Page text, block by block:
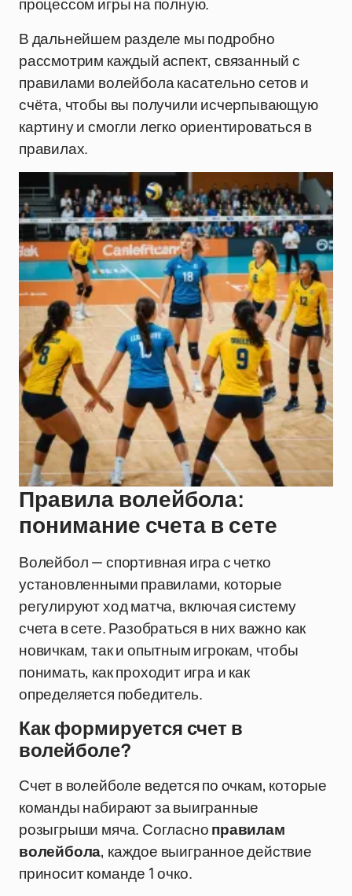
В дальнейшем разделе мы подробно
рассмотрим каждый аспект, связанный с
правилами волейбола касательно сетов и
счёта, чтобы вы получили исчерпывающую
картину и смогли легко ориентироваться в
правилах.
Правила волейбола:
понимание счета в сете
Волейбол — спортивная игра с четко
установленными правилами, которые
регулируют ход матча, включая систему
счета в сете. Разобраться в них важно как
новичкам, так и опытным игрокам, чтобы
понимать, как проходит игра и как
определяется победитель.
Как формируется счет в
волейболе?
Счет в волейболе ведется по очкам, которые
команды набирают за выигранные
розыгрыши мяча. Согласноправилам
волейбола, каждое выигранное действие
приносит команде 1 очко.